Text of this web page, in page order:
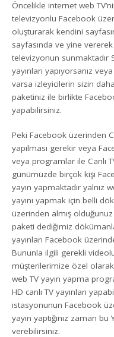
Öncelikle internet web
televizyonlu Facebook
oluşturarak kendini
sayfasında ve yine
televizyonun sunmaktadır
yayınları yapıyorsanız
varsa izleyicilerin sizin
paketiniz ile birlikte
yapabilirsiniz.
Peki Facebook üzerinden
yapılması gerekir veya
veya programlar ile Canlı
günümüzde birçok kişi
yayın yapmaktadır yalnız
yayını yapmak için belli
üzerinden almış
paketi dediğimiz
yayınları Facebook
Bununla ilgili gerekli
müşterilerimize özel
web TV yayın yapma
HD canlı TV yayınları
istasyonunun Facebook
yayın yaptığınız zaman
verebilirsiniz.